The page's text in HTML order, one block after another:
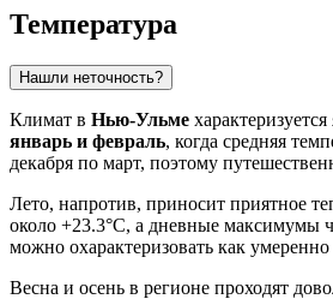
Температура
Нашли неточность?
Климат в Нью-Ульме
январь и февраль, когда средняя
декабря по март, поэтому
Лето, напротив, приносит приятное
около +23.3°C, а дневные максимумы
можно охарактеризовать как
Весна и осень в регионе проходят